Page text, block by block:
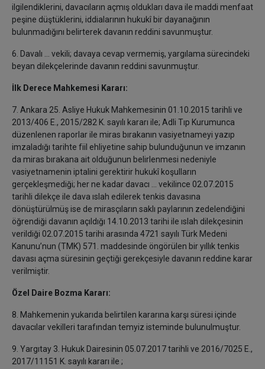
ilgilendiklerini, davacıların açmış oldukları dava ile maddi menfaat
peşine düştüklerini, iddialarının hukukî bir dayanağının
bulunmadığını belirterek davanın reddini savunmuştur.
6. Davalı ... vekili; davaya cevap vermemiş, yargılama sürecindeki
beyan dilekçelerinde davanın reddini savunmuştur.
İlk Derece Mahkemesi Kararı:
7. Ankara 25. Asliye Hukuk Mahkemesinin 01.10.2015 tarihli ve
2013/406 E., 2015/282 K. sayılı kararı ile; Adli Tıp Kurumunca
düzenlenen raporlar ile miras bırakanın vasiyetnameyi yazıp
imzaladığı tarihte fiil ehliyetine sahip bulunduğunun ve imzanın
da miras bırakana ait olduğunun belirlenmesi nedeniyle
vasiyetnamenin iptalini gerektirir hukukî koşulların
gerçekleşmediği; her ne kadar davacı ... vekilince 02.07.2015
tarihli dilekçe ile dava ıslah edilerek tenkis davasına
dönüştürülmüş ise de mirasçıların saklı paylarının zedelendiğini
öğrendiği davanın açıldığı 14.10.2013 tarihi ile ıslah dilekçesinin
verildiği 02.07.2015 tarihi arasında 4721 sayılı Türk Medeni
Kanunu’nun (TMK) 571. maddesinde öngörülen bir yıllık tenkis
davası açma süresinin geçtiği gerekçesiyle davanın reddine karar
verilmiştir.
Özel Daire Bozma Kararı:
8. Mahkemenin yukarıda belirtilen kararına karşı süresi içinde
davacılar vekilleri tarafından temyiz isteminde bulunulmuştur.
9. Yargıtay 3. Hukuk Dairesinin 05.07.2017 tarihli ve 2016/7025 E.,
2017/11151 K. sayılı kararı ile ;